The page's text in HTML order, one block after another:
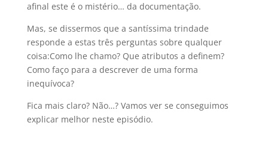
afinal este é o mistério… da documentação.
Mas, se dissermos que a santíssima trindade
responde a estas três perguntas sobre qualquer
coisa:Como lhe chamo? Que atributos a definem?
Como faço para a descrever de uma forma
inequívoca?
Fica mais claro? Não…? Vamos ver se conseguimos
explicar melhor neste episódio.